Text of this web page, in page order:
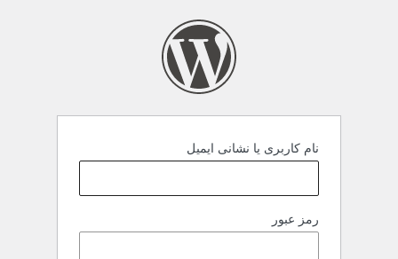
نام کاربری یا نشانی ایمیل
رمز عبور